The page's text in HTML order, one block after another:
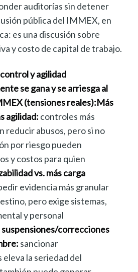
auditorías sin detener
pública del IMMEX, en
es una discusión sobre
y costo de capital de trabajo.
y agilidad
se gana y se arriesga al
(tensiones reales):Más
agilidad: controles más
reducir abusos, pero si no
por riesgo pueden
y costos para quien
vs. más carga
evidencia más granular
pero exige sistemas,
y personal
suspensiones/correcciones
sancionar
la seriedad del